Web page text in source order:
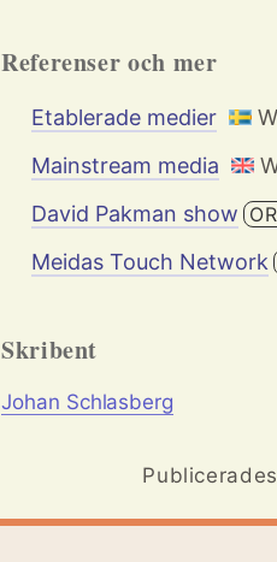
Referenser och mer
Etablerade medier
Mainstream media
David Pakman show
Meidas Touch Network
Skribent
Johan Schlasberg